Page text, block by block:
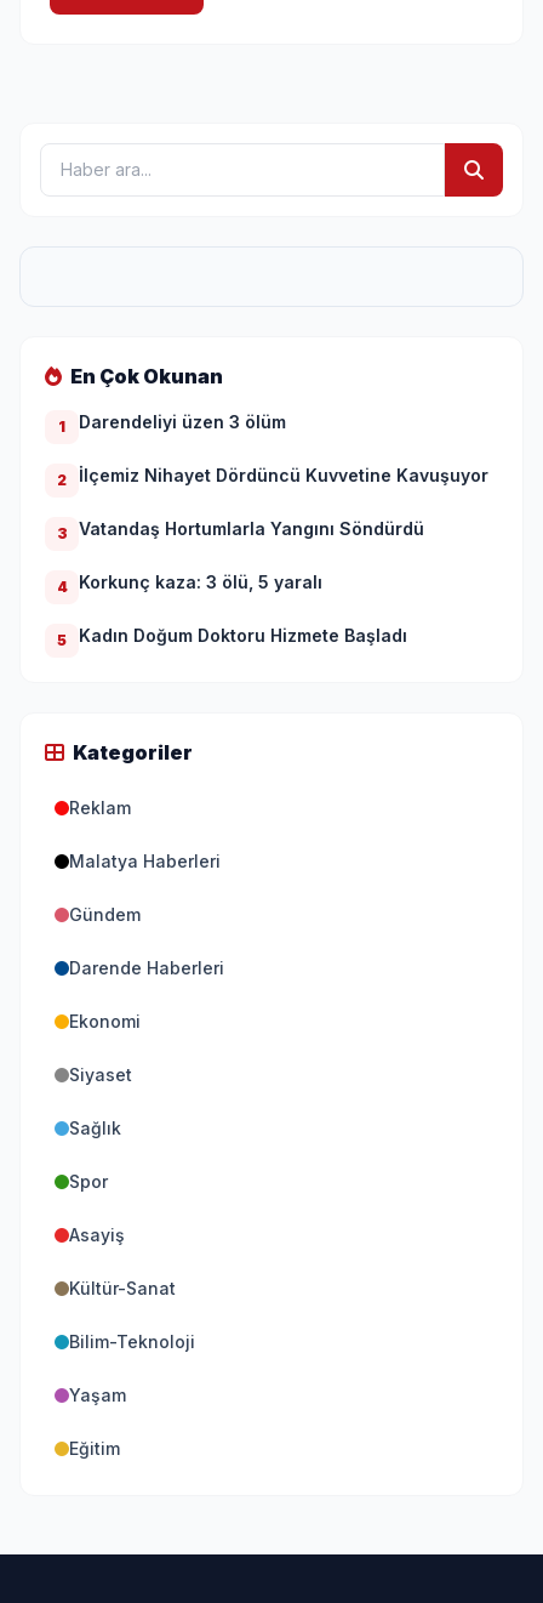
En Çok Okunan
1 Darendeliyi üzen 3 ölüm
2 İlçemiz Nihayet Dördüncü Kuvvetine Kavuşuyor
3 Vatandaş Hortumlarla Yangını Söndürdü
4 Korkunç kaza: 3 ölü, 5 yaralı
5 Kadın Doğum Doktoru Hizmete Başladı
Kategoriler
Reklam
Malatya Haberleri
Gündem
Darende Haberleri
Ekonomi
Siyaset
Sağlık
Spor
Asayiş
Kültür-Sanat
Bilim-Teknoloji
Yaşam
Eğitim